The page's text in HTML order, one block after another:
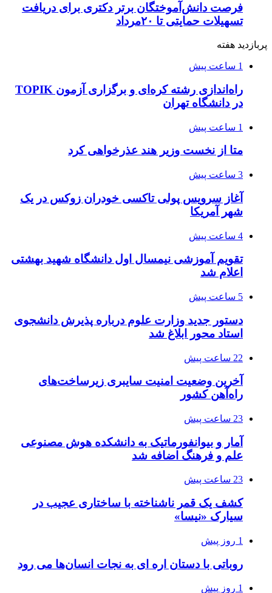
فرصت دانش‌آموختگان برتر دکتری‌ برای دریافت
تسهیلات حمایتی تا ۲۰مرداد
پربازدید هفته
1 ساعت پیش
راه‌اندازی رشته کره‌ای و برگزاری آزمون TOPIK
در دانشگاه تهران
1 ساعت پیش
متا از نخست وزیر هند عذرخواهی کرد
3 ساعت پیش
آغاز سرویس پولی تاکسی خودران زوکس در یک
شهر آمریکا
4 ساعت پیش
تقویم آموزشی نیمسال اول دانشگاه شهید بهشتی
اعلام شد
5 ساعت پیش
دستور جدید وزارت علوم درباره پذیرش دانشجوی
استاد محور ابلاغ شد
22 ساعت پیش
آخرین وضعیت امنیت سایبری زیرساخت‌های
راه‌آهن کشور
23 ساعت پیش
آمار و بیوانفورماتیک به دانشکده هوش مصنوعی
علم و فرهنگ اضافه شد
23 ساعت پیش
کشف یک قمر ناشناخته با ساختاری عجیب در
سیارک «نیسا»
1 روز پیش
روباتی با دستان اره ای به نجات انسان‌ها می رود
1 روز پیش